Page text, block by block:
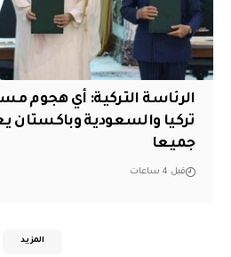
الرئاسة التركية: أي هجوم
تركيا والسعودية وباكستان
جميعا
قبل 4 ساعات
المزيد